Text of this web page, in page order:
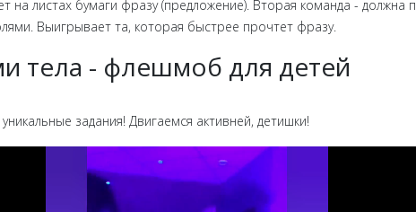
на листах бумаги фразу (предложение). Вторая команда -
Выигрывает та, которая быстрее прочтет фразу.
тела - флешмоб для детей
задания! Двигаемся активней, детишки!